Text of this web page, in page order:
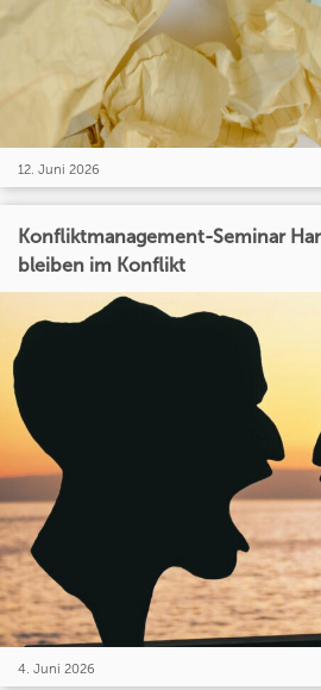
12. Juni 2026
Konfliktmanagement-Seminar
bleiben im Konflikt
4. Juni 2026